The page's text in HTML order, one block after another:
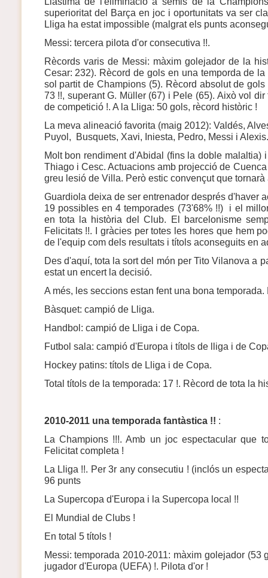
superioritat del Barça en joc i oportunitats va ser
Lliga ha estat impossible (malgrat els punts
Messi: tercera pilota d'or consecutiva !!.
Rècords varis de Messi: màxim golejador de la
Cesar: 232). Rècord de gols en una temporda de
sol partit de Champions (5). Rècord absolut de
73 !!, superant G. Müller (67) i Pele (65). Això vol
de competició !. A la Lliga: 50 gols, rècord històric !
La meva alineació favorita (maig 2012): Valdés,
Puyol, Busquets, Xavi, Iniesta, Pedro, Messi i Alexis.
Molt bon rendiment d'Abidal (fins la doble malaltia)
Thiago i Cesc. Actuacions amb projecció de
greu lesió de Villa. Però estic convençut que tornarà
Guardiola deixa de ser entrenador després d'haver
19 possibles en 4 temporades (73'68% !!) i el
en tota la història del Club. El barcelonisme
Felicitats !!. I gràcies per totes les hores que hem
de l'equip com dels resultats i títols aconseguits en
Des d'aquí, tota la sort del món per Tito Vilanova a
estat un encert la decisió.
A més, les seccions estan fent una bona temporada.
Bàsquet: campió de Lliga.
Handbol: campió de Lliga i de Copa.
Futbol sala: campió d'Europa i títols de lliga i de
Hockey patins: títols de Lliga i de Copa.
Total títols de la temporada: 17 !. Rècord de tota la
2010-2011 una temporada fantàstica !! :
La Champions !!!. Amb un joc espectacular que
Felicitat completa !
La Lliga !!. Per 3r any consecutiu ! (inclós un
96 punts
La Supercopa d'Europa i la Supercopa local !!
El Mundial de Clubs !
En total 5 títols !
Messi: temporada 2010-2011: màxim golejador (53
jugador d'Europa (UEFA) !. Pilota d'or !